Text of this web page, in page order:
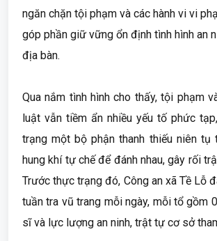
ngăn chặn tội phạm và các hành vi vi
góp phần giữ vững ổn định tình hình an
địa bàn.
Qua nắm tình hình cho thấy, tội phạm
luật vẫn tiềm ẩn nhiều yếu tố phức
trạng một bộ phận thanh thiếu niên tụ
hung khí tự chế để đánh nhau, gây rối
Trước thực trạng đó, Công an xã Tề Lỗ
tuần tra vũ trang mỗi ngày, mỗi tổ gồm
sĩ và lực lượng an ninh, trật tự cơ sở